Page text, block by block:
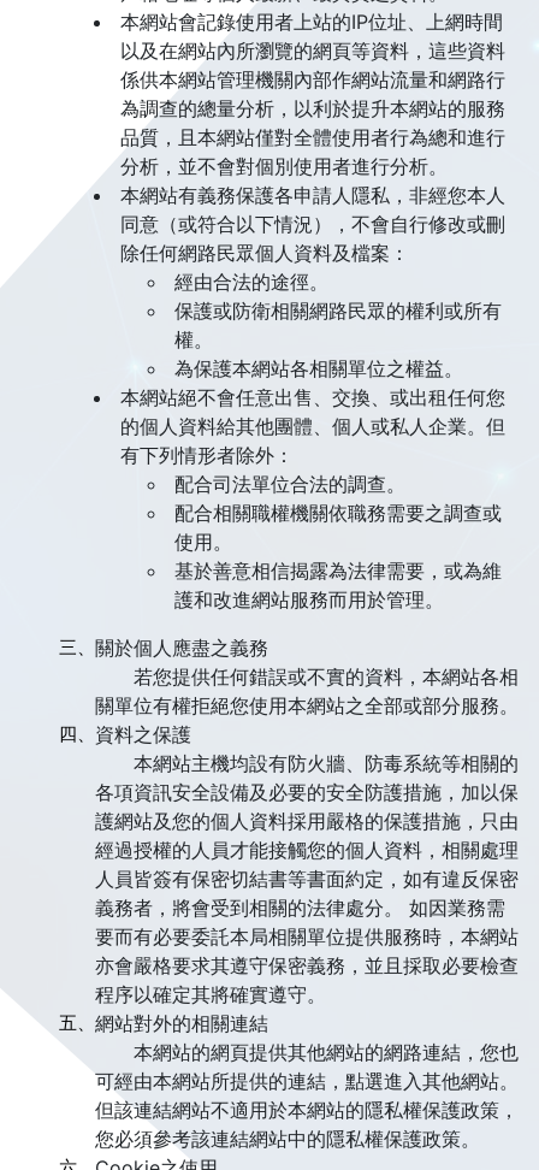
本網站會記錄使用者上站的IP位址、上網時間
以及在網站內所瀏覽的網頁等資料，這些資料
係供本網站管理機關內部作網站流量和網路行
為調查的總量分析，以利於提升本網站的服務
品質，且本網站僅對全體使用者行為總和進行
分析，並不會對個別使用者進行分析。
本網站有義務保護各申請人隱私，非經您本人
同意（或符合以下情況），不會自行修改或刪
除任何網路民眾個人資料及檔案：
經由合法的途徑。
保護或防衛相關網路民眾的權利或所有
權。
為保護本網站各相關單位之權益。
本網站絕不會任意出售、交換、或出租任何您
的個人資料給其他團體、個人或私人企業。但
有下列情形者除外：
配合司法單位合法的調查。
配合相關職權機關依職務需要之調查或
使用。
基於善意相信揭露為法律需要，或為維
護和改進網站服務而用於管理。
三、 關於個人應盡之義務
若您提供任何錯誤或不實的資料，本網站各相
關單位有權拒絕您使用本網站之全部或部分服務。
四、 資料之保護
本網站主機均設有防火牆、防毒系統等相關的
各項資訊安全設備及必要的安全防護措施，加以保
護網站及您的個人資料採用嚴格的保護措施，只由
經過授權的人員才能接觸您的個人資料，相關處理
人員皆簽有保密切結書等書面約定，如有違反保密
義務者，將會受到相關的法律處分。 如因業務需
要而有必要委託本局相關單位提供服務時，本網站
亦會嚴格要求其遵守保密義務，並且採取必要檢查
程序以確定其將確實遵守。
五、 網站對外的相關連結
本網站的網頁提供其他網站的網路連結，您也
可經由本網站所提供的連結，點選進入其他網站。
但該連結網站不適用於本網站的隱私權保護政策，
您必須參考該連結網站中的隱私權保護政策。